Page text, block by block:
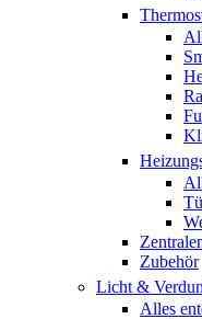
Zubehör
Licht &
Alles